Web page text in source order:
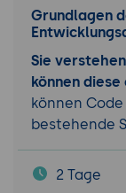
Grundlagen
Sie
können
können
bestehende
2 Tage